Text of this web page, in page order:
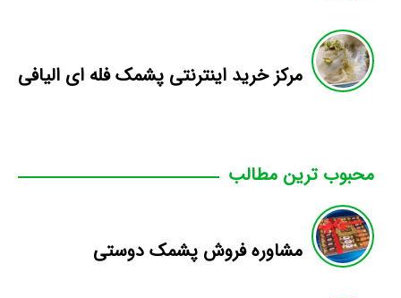
مرکز خرید اینترنتی پشمک فله ای الیافی
محبوب ترین مطالب
مشاوره فروش پشمک دوستی